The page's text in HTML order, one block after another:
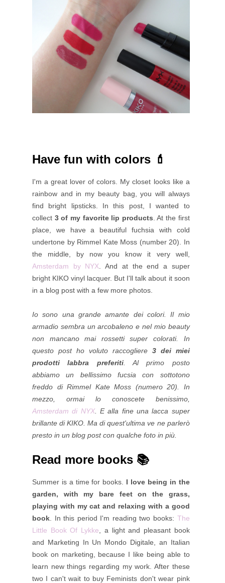
Have fun with colors 💄
I'm a great lover of colors. My closet looks like a
rainbow and in my beauty bag, you will always
find bright lipsticks. In this post, I wanted to
collect 3 of my favorite lip products . At the first
place, we have a beautiful fuchsia with cold
undertone by Rimmel Kate Moss (number 20). In
the middle, by now you know it very well,
Amsterdam by NYX . And at the end a super
bright KIKO vinyl lacquer. But I'll talk about it soon
in a blog post with a few more photos.
Io sono una grande amante dei colori. Il mio
armadio sembra un arcobaleno e nel mio beauty
non mancano mai rossetti super colorati. In
questo post ho voluto raccogliere 3 dei miei
prodotti labbra preferiti. Al primo posto
abbiamo un bellissimo fucsia con sottotono
freddo di Rimmel Kate Moss (numero 20). In
mezzo, ormai lo conoscete benissimo,
Amsterdam di NYX. E alla fine una lacca super
brillante di KIKO. Ma di quest'ultima ve ne parlerò
presto in un blog post con qualche foto in più.
Read more books 📚
Summer is a time for books. I love being in the
garden, with my bare feet on the grass,
playing with my cat and relaxing with a good
book . In this period I'm reading two books: The
Little Book Of Lykke , a light and pleasant book
and Marketing In Un Mondo Digitale, an Italian
book on marketing, because I like being able to
learn new things regarding my work. After these
two I can't wait to buy Feminists don't wear pink